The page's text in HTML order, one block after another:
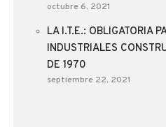
octubre 6, 2021
LA I.T.E.: OBLIGATORIA
INDUSTRIALES
DE 1970
septiembre 22, 2021